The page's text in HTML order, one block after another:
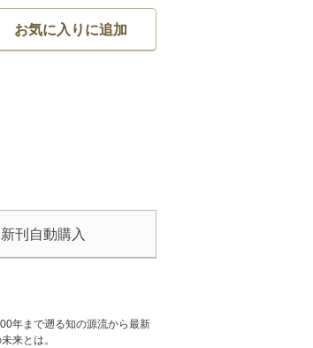
お気に入りに追加
新刊自動購入
年まで遡る知の源流から最新
来とは。